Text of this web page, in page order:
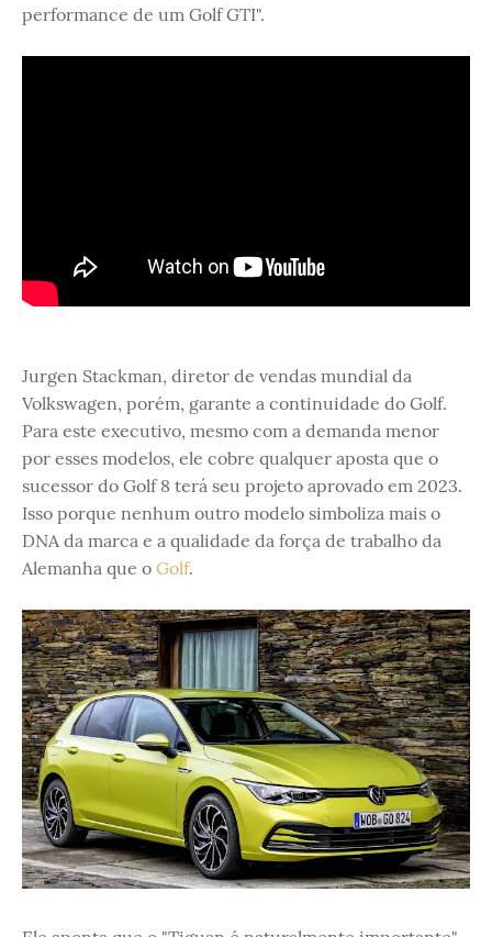
performance de um Golf GTI".
Jurgen Stackman, diretor de vendas mundial da
Volkswagen, porém, garante a continuidade do Golf.
Para este executivo, mesmo com a demanda menor
por esses modelos, ele cobre qualquer aposta que o
sucessor do Golf 8 terá seu projeto aprovado em 2023.
Isso porque nenhum outro modelo simboliza mais o
DNA da marca e a qualidade da força de trabalho da
Alemanha que o Golf.